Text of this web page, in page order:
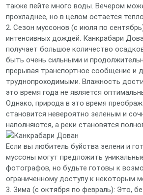
также пейте много воды. Вечером
прохладнее, но в целом остается тепло.
2. Сезон муссонов (с июля по
интенсивных дождей. Канкрабари
получает большое количество
быть очень сильными и
прерывая транспортное сообщение и
труднопроходимыми. Влажность
это время года не является
Однако, природа в это время
становится невероятно зеленым и
наполняются, а реки становятся
Если вы любитель буйства зелени и
муссоны могут предложить
фотографов, но будьте готовы к
ограниченному доступу к некоторым
3. Зима (с октября по февраль): Это,